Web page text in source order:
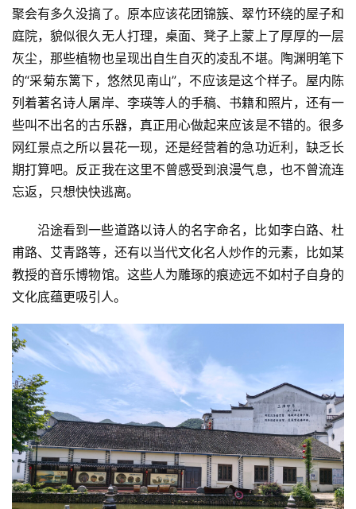
聚会有多久没搞了。原本应该花团锦簇、翠竹环绕的屋子和
庭院，貌似很久无人打理，桌面、凳子上蒙上了厚厚的一层
灰尘，那些植物也呈现出自生自灭的凌乱不堪。陶渊明笔下
的“采菊东篱下，悠然见南山”，不应该是这个样子。屋内陈
列着著名诗人屠岸、李瑛等人的手稿、书籍和照片，还有一
些叫不出名的古乐器，真正用心做起来应该是不错的。很多
网红景点之所以昙花一现，还是经营着的急功近利，缺乏长
期打算吧。反正我在这里不曾感受到浪漫气息，也不曾流连
忘返，只想快快逃离。
沿途看到一些道路以诗人的名字命名，比如李白路、杜
甫路、艾青路等，还有以当代文化名人炒作的元素，比如某
教授的音乐博物馆。这些人为雕琢的痕迹远不如村子自身的
文化底蕴更吸引人。